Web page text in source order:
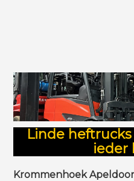
Linde
ieder
Krommenhoek